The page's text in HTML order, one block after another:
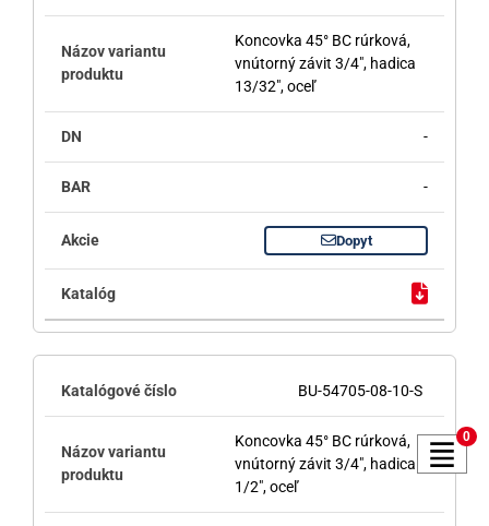
Koncovka 45° BC rúrková,
vnútorný závit 3/4", hadica
13/32", oceľ
-
-
Dopyt
BU-54705-08-10-S
Koncovka 45° BC rúrková,
vnútorný závit 3/4", hadica
1/2", oceľ
0